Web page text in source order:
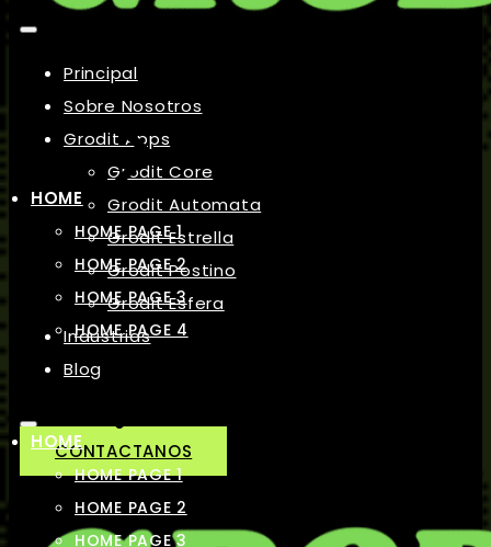
Principal
Sobre Nosotros
Grodit Apps
Grodit Core
Grodit Automata
Grodit Estrella
Grodit Postino
Grodit Esfera
Industrias
Blog
CONTACTANOS
HOME
HOME PAGE 1
HOME PAGE 2
HOME PAGE 3
HOME PAGE 4
HOME
HOME PAGE 1
HOME PAGE 2
HOME PAGE 3